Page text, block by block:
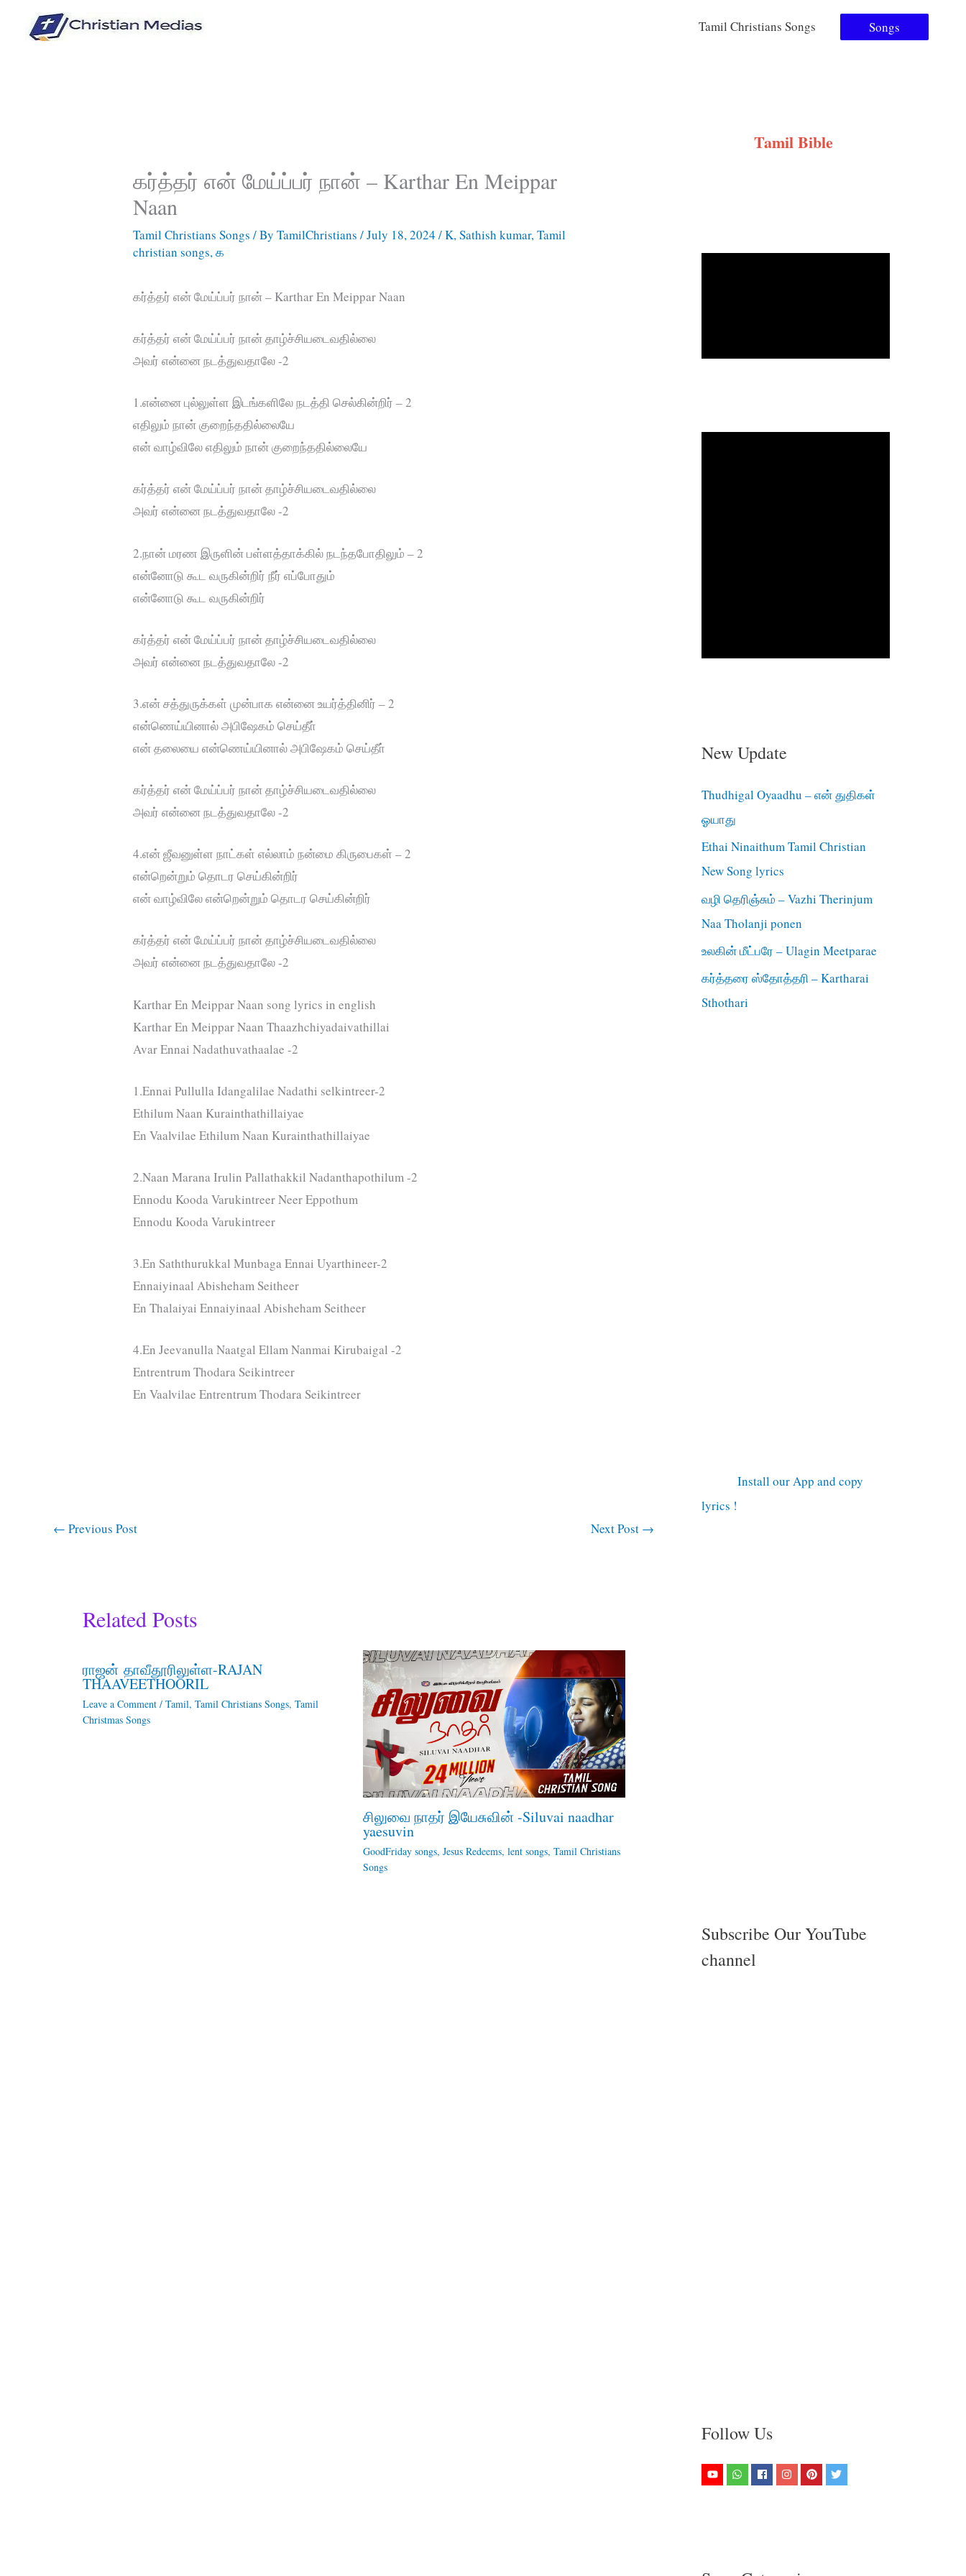
Tamil Christians Songs Songs
கர்த்தர் என் மேய்ப்பர் நான் – Karthar En Meippar
Naan
Tamil Christians Songs / ByTamilChristians/July 18, 2024/K,Sathish kumar,Tamil
christian songs,க
கர்த்தர் என் மேய்ப்பர் நான் – Karthar En Meippar Naan
கர்த்தர் என் மேய்ப்பர் நான் தாழ்ச்சியடைவதில்லை
அவர் என்னை நடத்துவதாலே -2
1.என்னை புல்லுள்ள இடங்களிலே நடத்தி செல்கின்றிர் – 2
எதிலும் நான் குறைந்ததில்லையே
என் வாழ்விலே எதிலும் நான் குறைந்ததில்லையே
கர்த்தர் என் மேய்ப்பர் நான் தாழ்ச்சியடைவதில்லை
அவர் என்னை நடத்துவதாலே -2
2.நான் மரண இருளின் பள்ளத்தாக்கில் நடந்தபோதிலும் – 2
என்னோடு கூட வருகின்றிர் நீர் எப்போதும்
என்னோடு கூட வருகின்றிர்
கர்த்தர் என் மேய்ப்பர் நான் தாழ்ச்சியடைவதில்லை
அவர் என்னை நடத்துவதாலே -2
3.என் சத்துருக்கள் முன்பாக என்னை உயர்த்தினிர் – 2
என்ணெய்யினால் அபிஷேகம் செய்தீா்
என் தலையை என்ணெய்யினால் அபிஷேகம் செய்தீா்
கர்த்தர் என் மேய்ப்பர் நான் தாழ்ச்சியடைவதில்லை
அவர் என்னை நடத்துவதாலே -2
4.என் ஜீவனுள்ள நாட்கள் எல்லாம் நன்மை கிருபைகள் – 2
என்றென்றும் தொடர செய்கின்றிர்
என் வாழ்விலே என்றென்றும் தொடர செய்கின்றிர்
கர்த்தர் என் மேய்ப்பர் நான் தாழ்ச்சியடைவதில்லை
அவர் என்னை நடத்துவதாலே -2
Karthar En Meippar Naan song lyrics in english
Karthar En Meippar Naan Thaazhchiyadaivathillai
Avar Ennai Nadathuvathaalae -2
1.Ennai Pullulla Idangalilae Nadathi selkintreer-2
Ethilum Naan Kurainthathillaiyae
En Vaalvilae Ethilum Naan Kurainthathillaiyae
2.Naan Marana Irulin Pallathakkil Nadanthapothilum -2
Ennodu Kooda Varukintreer Neer Eppothum
Ennodu Kooda Varukintreer
3.En Saththurukkal Munbaga Ennai Uyarthineer-2
Ennaiyinaal Abisheham Seitheer
En Thalaiyai Ennaiyinaal Abisheham Seitheer
4.En Jeevanulla Naatgal Ellam Nanmai Kirubaigal -2
Entrentrum Thodara Seikintreer
En Vaalvilae Entrentrum Thodara Seikintreer
← Previous Post Next Post →
Related Posts
ராஜன் தாவீதூரிலுள்ள-RAJAN
THAAVEETHOORIL
Leave a Comment / Tamil, Tamil Christians Songs, Tamil
Christmas Songs
சிலுவை நாதர் இயேசுவின் -Siluvai naadhar
yaesuvin
GoodFriday songs, Jesus Redeems, lent songs, Tamil Christians
Songs
Tamil Bible
New Update
Thudhigal Oyaadhu – என் துதிகள்
ஓயாது
Ethai Ninaithum Tamil Christian
New Song lyrics
வழி தெரிஞ்சும் – Vazhi Therinjum
Naa Tholanji ponen
உலகின் மீட்பரே – Ulagin Meetparae
கர்த்தரை ஸ்தோத்தரி – Kartharai
Sthothari
Install our App and copy
lyrics !
Subscribe Our YouTube
channel
Follow Us